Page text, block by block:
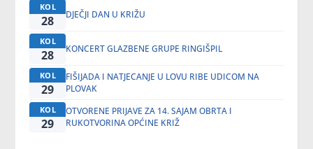
KOL
28 DJEČJI DAN U KRIŽU
KOL
28 KONCERT GLAZBENE GRUPE RINGIŠPIL
KOL
29
FIŠIJADA I NATJECANJE U LOVU RIBE UDICOM NA
PLOVAK
KOL
29
OTVORENE PRIJAVE ZA 14. SAJAM OBRTA I
RUKOTVORINA OPĆINE KRIŽ